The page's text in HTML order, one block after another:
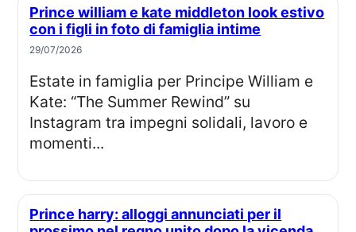
Prince william e kate middleton look estivo
con i figli in foto di famiglia intime
29/07/2026
Estate in famiglia per Principe William e
Kate: “The Summer Rewind” su
Instagram tra impegni solidali, lavoro e
momenti...
Prince harry: alloggi annunciati per il